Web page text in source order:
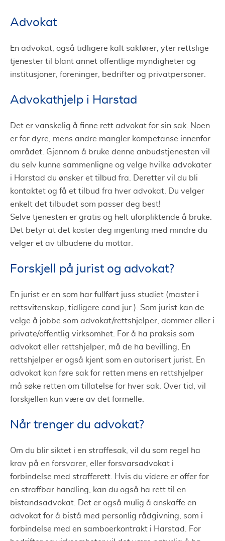
Advokat
En advokat, også tidligere kalt sakfører, yter rettslige
tjenester til blant annet offentlige myndigheter og
institusjoner, foreninger, bedrifter og privatpersoner.
Advokathjelp i Harstad
Det er vanskelig å finne rett advokat for sin sak. Noen
er for dyre, mens andre mangler kompetanse innenfor
området. Gjennom å bruke denne anbudstjenesten vil
du selv kunne sammenligne og velge hvilke advokater
i Harstad du ønsker et tilbud fra. Deretter vil du bli
kontaktet og få et tilbud fra hver advokat. Du velger
enkelt det tilbudet som passer deg best!
Selve tjenesten er gratis og helt uforpliktende å bruke.
Det betyr at det koster deg ingenting med mindre du
velger et av tilbudene du mottar.
Forskjell på jurist og advokat?
En jurist er en som har fullført juss studiet (master i
rettsvitenskap, tidligere cand.jur.). Som jurist kan de
velge å jobbe som advokat/rettshjelper, dommer eller i
private/offentlig virksomhet. For å ha praksis som
advokat eller rettshjelper, må de ha bevilling, En
rettshjelper er også kjent som en autorisert jurist. En
advokat kan føre sak for retten mens en rettshjelper
må søke retten om tillatelse for hver sak. Over tid, vil
forskjellen kun være av det formelle.
Når trenger du advokat?
Om du blir siktet i en straffesak, vil du som regel ha
krav på en forsvarer, eller forsvarsadvokat i
forbindelse med strafferett. Hvis du videre er offer for
en straffbar handling, kan du også ha rett til en
bistandsadvokat. Det er også mulig å anskaffe en
advokat for å bistå med personlig rådgivning, som i
forbindelse med en samboerkontrakt i Harstad. For